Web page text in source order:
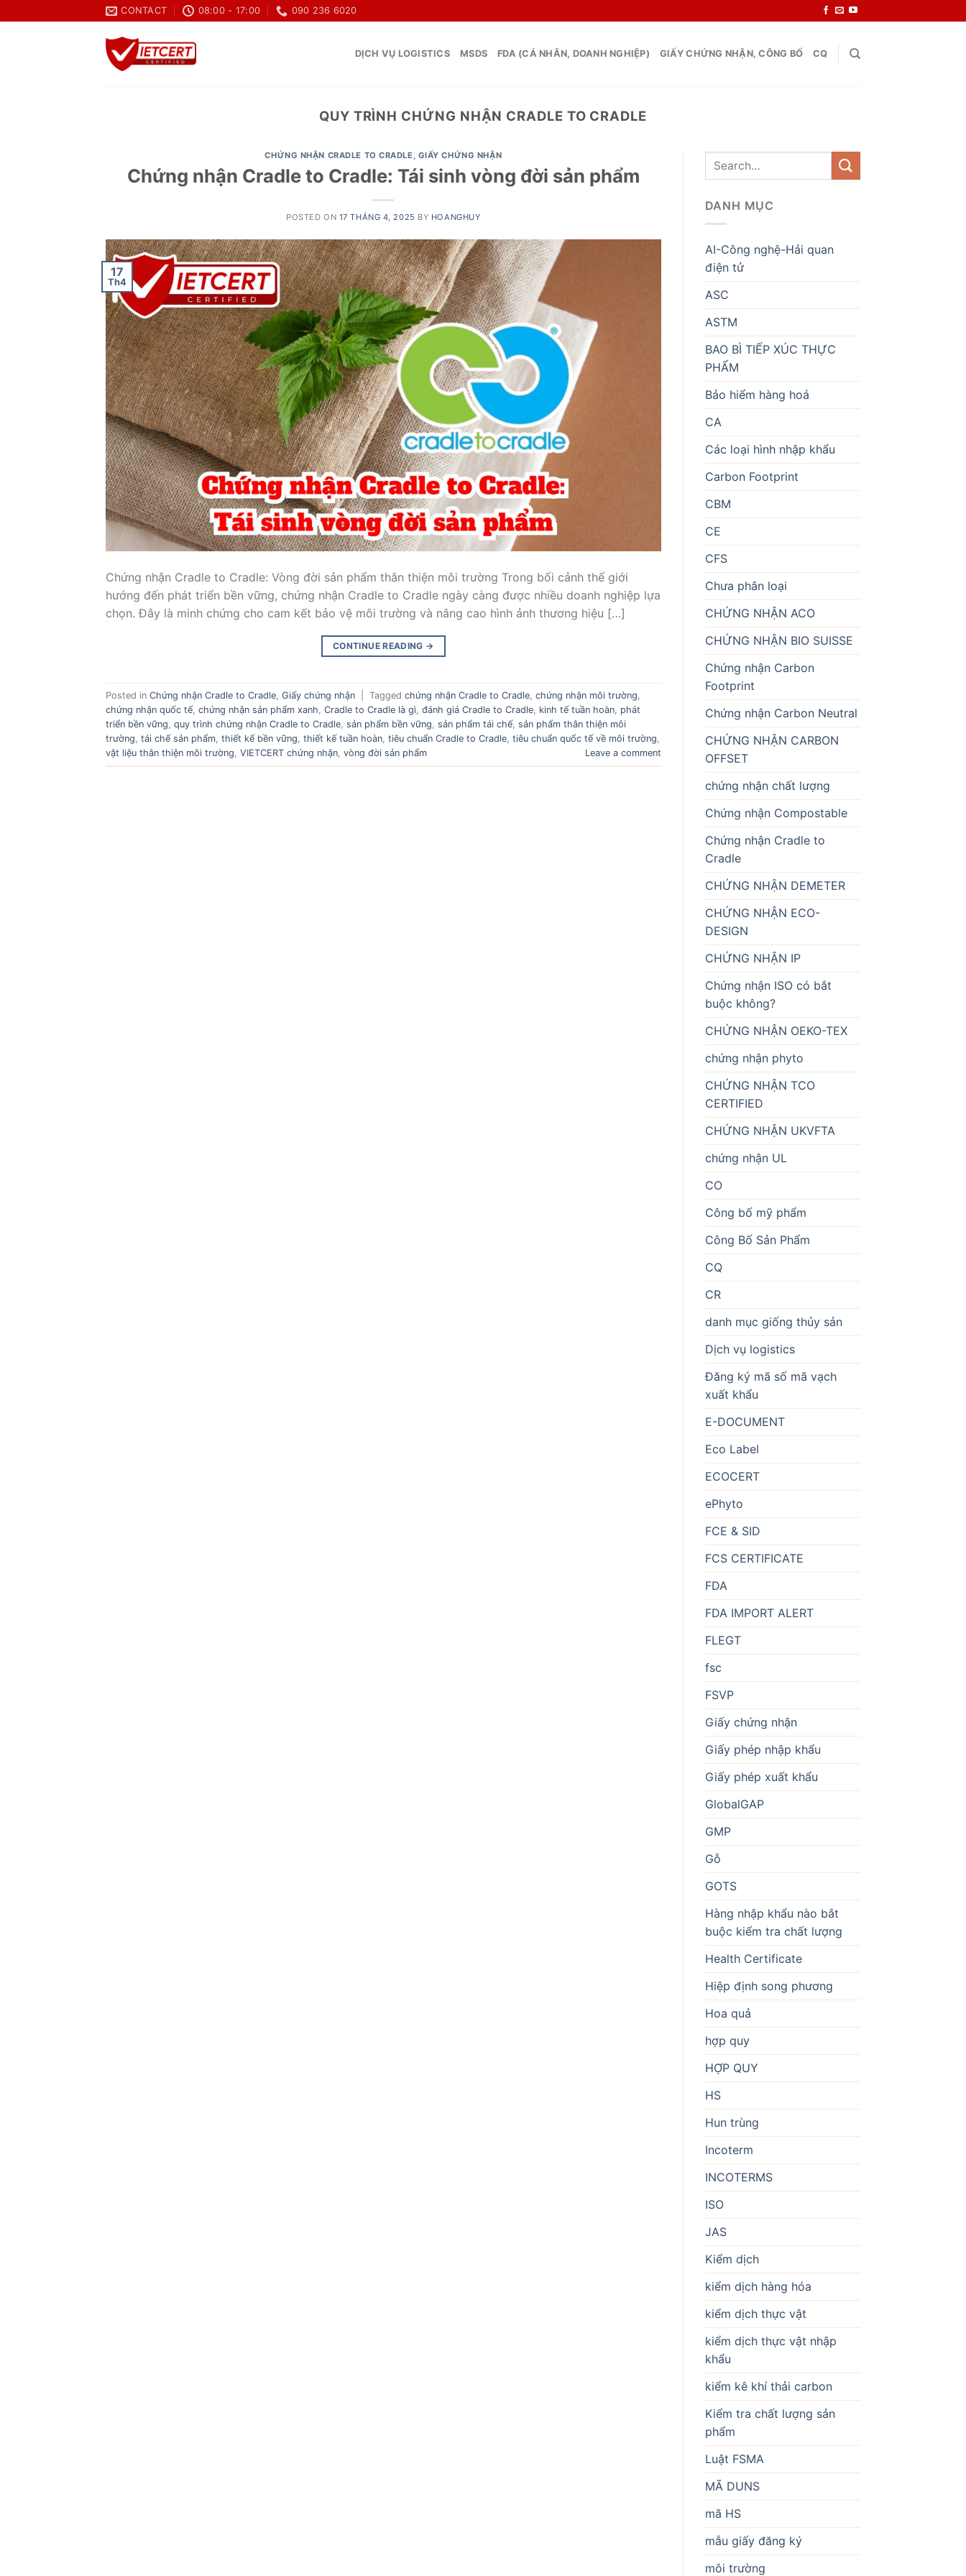
to
CONTACT 08:00 - 17:00 090 236 6020
DỊCH VỤ LOGISTICS MSDS FDA (CÁ NHÂN, DOANH NGHIỆP) GIẤY CHỨNG NHẬN, CÔNG BỐ CQ
QUY TRÌNH CHỨNG NHẬN CRADLE TO CRADLE
CHỨNG NHẬN CRADLE TO CRADLE, GIẤY CHỨNG NHẬN
Chứng nhận Cradle to Cradle: Tái sinh vòng đời sản phẩm
POSTED ON 17 THÁNG 4, 2025 BY HOANGHUY
17
Th4
Chứng nhận Cradle to Cradle: Vòng đời sản phẩm thân thiện môi trường Trong bối cảnh thế giới
hướng đến phát triển bền vững, chứng nhận Cradle to Cradle ngày càng được nhiều doanh nghiệp lựa
chọn. Đây là minh chứng cho cam kết bảo vệ môi trường và nâng cao hình ảnh thương hiệu […]
CONTINUE READING →
Posted in Chứng nhận Cradle to Cradle Giấy chứng nhận Tagged chứng nhận Cradle to Cradle chứng nhận môi trường
chứng nhận quốc tế, chứng nhận sản phẩm xanh Cradle to Cradle là gì đánh giá Cradle to Cradle kinh tế tuần hoàn phát
triển bền vững quy trình chứng nhận Cradle to Cradle sản phẩm bền vững sản phẩm tái chế, sản phẩm thân thiện môi
trường tái chế sản phẩm thiết kế bền vững thiết kế tuần hoàn tiêu chuẩn Cradle to Cradle tiêu chuẩn quốc tế về môi trường
vật liệu thân thiện môi trường VIETCERT chứng nhận vòng đời sản phẩm Leave a comment
DANH MỤC
AI-Công nghệ-Hải quan
điện tử
ASC
ASTM
BAO BÌ TIẾP XÚC THỰC
PHẨM
Bảo hiểm hàng hoá
CA
Các loại hình nhập khẩu
Carbon Footprint
CBM
CE
CFS
Chưa phân loại
CHỨNG NHẬN ACO
CHỨNG NHẬN BIO SUISSE
Chứng nhận Carbon
Footprint
Chứng nhận Carbon Neutral
CHỨNG NHẬN CARBON
OFFSET
chứng nhận chất lượng
Chứng nhận Compostable
Chứng nhận Cradle to
Cradle
CHỨNG NHẬN DEMETER
CHỨNG NHẬN ECO-
DESIGN
CHỨNG NHẬN IP
Chứng nhận ISO có bắt
buộc không?
CHỨNG NHẬN OEKO-TEX
chứng nhận phyto
CHỨNG NHẬN TCO
CERTIFIED
CHỨNG NHẬN UKVFTA
chứng nhận UL
CO
Công bố mỹ phẩm
Công Bố Sản Phẩm
CQ
CR
danh mục giống thủy sản
Dịch vụ logistics
Đăng ký mã số mã vạch
xuất khẩu
E-DOCUMENT
Eco Label
ECOCERT
ePhyto
FCE & SID
FCS CERTIFICATE
FDA
FDA IMPORT ALERT
FLEGT
fsc
FSVP
Giấy chứng nhận
Giấy phép nhập khẩu
Giấy phép xuất khẩu
GlobalGAP
GMP
Gỗ
GOTS
Hàng nhập khẩu nào bắt
buộc kiểm tra chất lượng
Health Certificate
Hiệp định song phương
Hoa quả
hợp quy
HỢP QUY
HS
Hun trùng
Incoterm
INCOTERMS
ISO
JAS
Kiểm dịch
kiểm dịch hàng hóa
kiểm dịch thực vật
kiểm dịch thực vật nhập
khẩu
kiểm kê khí thải carbon
Kiểm tra chất lượng sản
phẩm
Luật FSMA
MÃ DUNS
mã HS
mẫu giấy đăng ký
môi trường